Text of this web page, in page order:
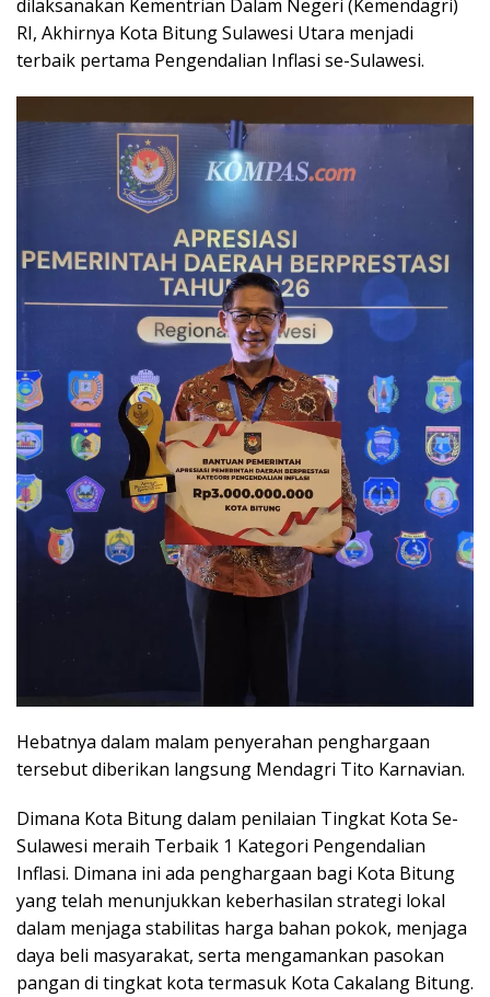
dilaksanakan Kementrian Dalam Negeri (Kemendagri)
RI, Akhirnya Kota Bitung Sulawesi Utara menjadi
terbaik pertama Pengendalian Inflasi se-Sulawesi.
Hebatnya dalam malam penyerahan penghargaan
tersebut diberikan langsung Mendagri Tito Karnavian.
Dimana Kota Bitung dalam penilaian Tingkat Kota Se-
Sulawesi meraih Terbaik 1 Kategori Pengendalian
Inflasi. Dimana ini ada penghargaan bagi Kota Bitung
yang telah menunjukkan keberhasilan strategi lokal
dalam menjaga stabilitas harga bahan pokok, menjaga
daya beli masyarakat, serta mengamankan pasokan
pangan di tingkat kota termasuk Kota Cakalang Bitung.